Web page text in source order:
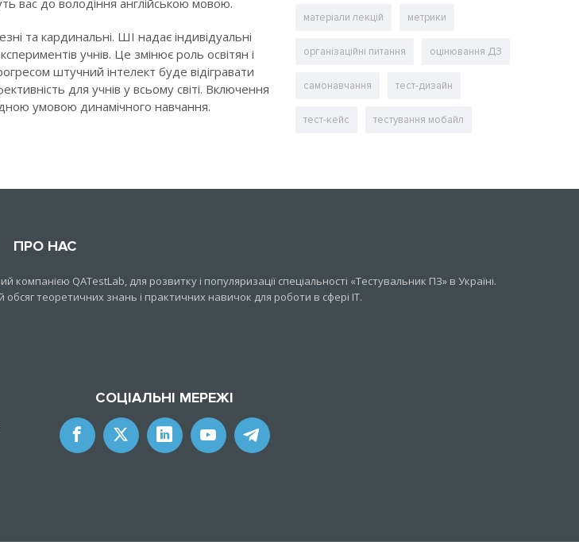
вас до володіння англійською мовою.
та кардинальні. ШІ надає індивідуальні
учнів. Це змінює роль освітян і
штучний інтелект буде відігравати
для учнів у всьому світі. Включення
умовою динамічного навчання.
матеріали лекцій метрики
організаційні питання оцінювання ДЗ
самонавчання тест-дизайн
тест-кейс тестування мобайл
ПРО НАС
QATestLab, для розвитку і популяризації спеціальності «Тестувальник ПЗ» в Україні.
теоретичних знань і практичних навичок для роботи в сфері IT.
СОЦІАЛЬНІ МЕРЕЖІ